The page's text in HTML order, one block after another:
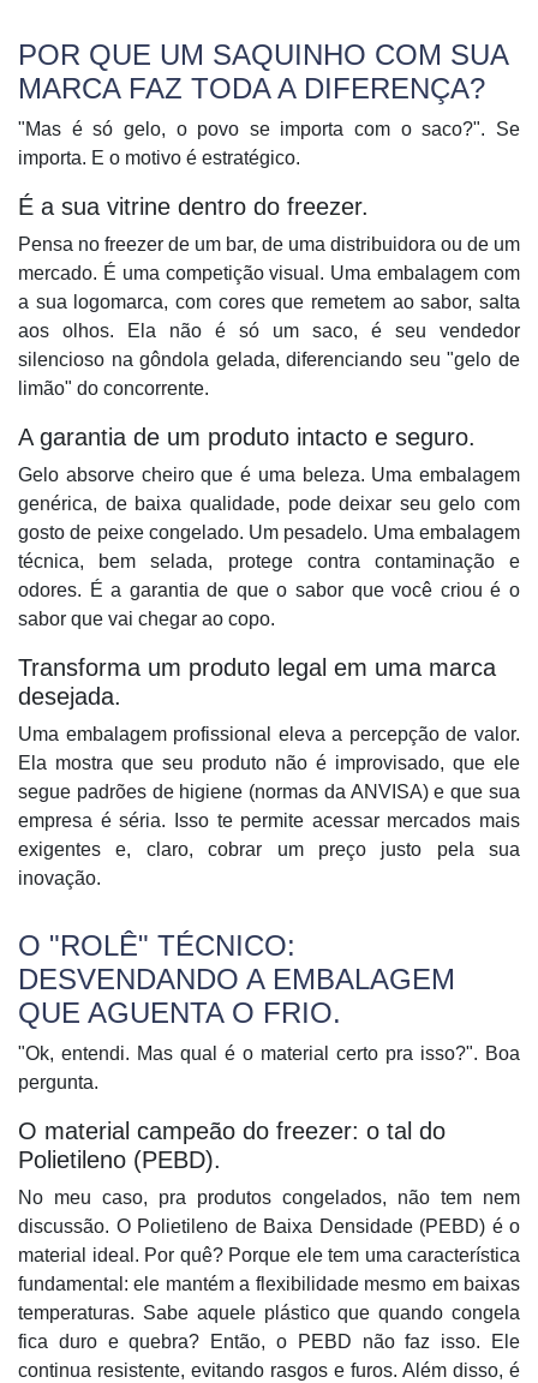
POR QUE UM SAQUINHO COM SUA
MARCA FAZ TODA A DIFERENÇA?
"Mas é só gelo, o povo se importa com o saco?". Se
importa. E o motivo é estratégico.
É a sua vitrine dentro do freezer.
Pensa no freezer de um bar, de uma distribuidora ou de um
mercado. É uma competição visual. Uma embalagem com
a sua logomarca, com cores que remetem ao sabor, salta
aos olhos. Ela não é só um saco, é seu vendedor
silencioso na gôndola gelada, diferenciando seu "gelo de
limão" do concorrente.
A garantia de um produto intacto e seguro.
Gelo absorve cheiro que é uma beleza. Uma embalagem
genérica, de baixa qualidade, pode deixar seu gelo com
gosto de peixe congelado. Um pesadelo. Uma embalagem
técnica, bem selada, protege contra contaminação e
odores. É a garantia de que o sabor que você criou é o
sabor que vai chegar ao copo.
Transforma um produto legal em uma marca
desejada.
Uma embalagem profissional eleva a percepção de valor.
Ela mostra que seu produto não é improvisado, que ele
segue padrões de higiene (normas da ANVISA) e que sua
empresa é séria. Isso te permite acessar mercados mais
exigentes e, claro, cobrar um preço justo pela sua
inovação.
O "ROLÊ" TÉCNICO:
DESVENDANDO A EMBALAGEM
QUE AGUENTA O FRIO.
"Ok, entendi. Mas qual é o material certo pra isso?". Boa
pergunta.
O material campeão do freezer: o tal do
Polietileno (PEBD).
No meu caso, pra produtos congelados, não tem nem
discussão. O Polietileno de Baixa Densidade (PEBD) é o
material ideal. Por quê? Porque ele tem uma característica
fundamental: ele mantém a flexibilidade mesmo em baixas
temperaturas. Sabe aquele plástico que quando congela
fica duro e quebra? Então, o PEBD não faz isso. Ele
continua resistente, evitando rasgos e furos. Além disso, é